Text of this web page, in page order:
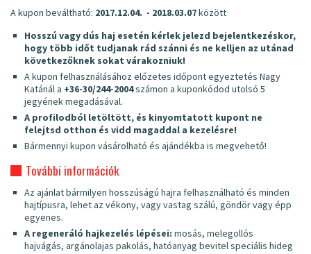
A kupon beváltható: 2017.12.04. - 2018.03.07között
Hosszú vagy dús haj esetén kérlek jelezd bejelentkezéskor,
hogy több időt tudjanak rád szánni és ne kelljen az utánad
következőknek sokat várakozniuk!
A kupon felhasználásához előzetes időpont egyeztetés Nagy
Katánál a +36-30/244-2004számon a kuponkódod utolsó 5
jegyének megadásával.
A profilodból letöltött, és kinyomtatott kupont ne
felejtsd otthon és vidd magaddal a kezelésre!
Bármennyi kupon vásárolható és ajándékba is megvehető!
További információk
Az ajánlat bármilyen hosszúságú hajra felhasználható és minden
hajtípusra, lehet az vékony, vagy vastag szálú, göndör vagy épp
egyenes.
A regeneráló hajkezelés lépései: mosás, melegollós
hajvágás, argánolajas pakolás, hatóanyag bevitel speciális hideg